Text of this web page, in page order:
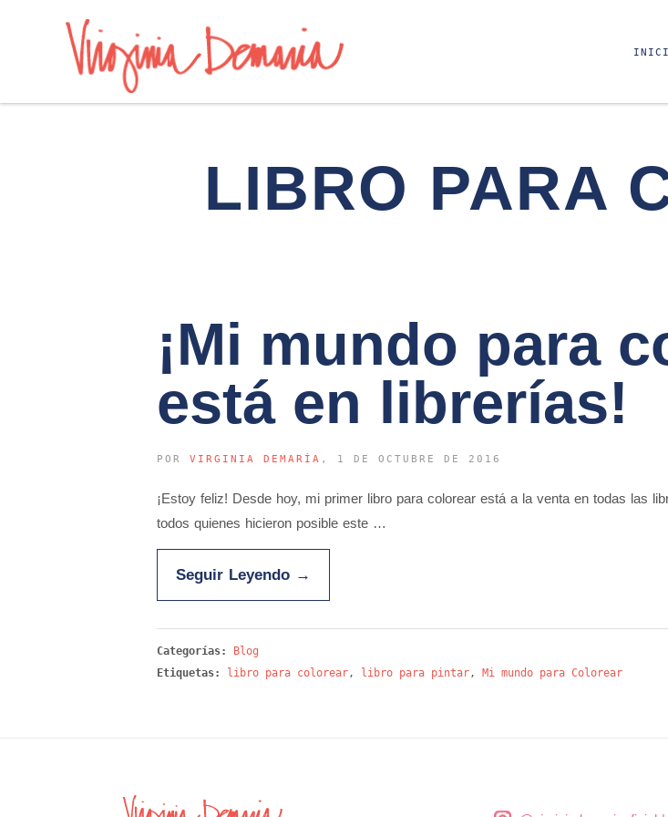
LIBRO PARA
¡Mi mundo para
está en librerías!
POR VIRGINIA DEMARÍA , 1 DE OCTUBRE DE 2016
¡Estoy feliz! Desde hoy, mi primer libro para colorear está a la venta en todas las
todos quienes hicieron posible este …
Seguir Leyendo →
Categorías:
Blog
Etiquetas:
libro para colorear, libro para pintar, Mi mundo para Colorear